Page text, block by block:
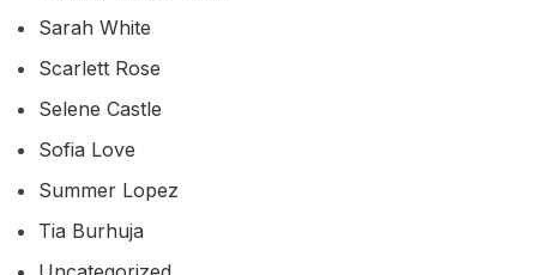
Sarah White
Scarlett Rose
Selene Castle
Sofia Love
Summer Lopez
Tia Burhuja